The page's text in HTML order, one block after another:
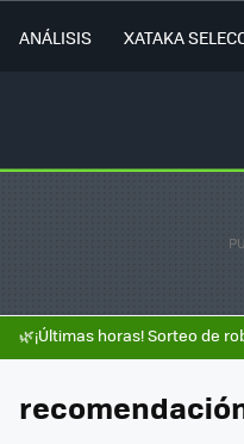
ANÁLISIS XATAKA
🌿¡Últimas horas! Sorteo de